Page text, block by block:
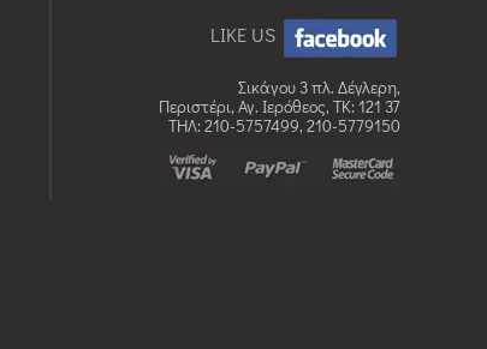
LIKE US
Σικάγου 3 πλ. Δέγλερη,
Περιστέρι, Αγ. Ιερόθεος, TK: 121 37
ΤΗΛ: 210-5757499, 210-5779150